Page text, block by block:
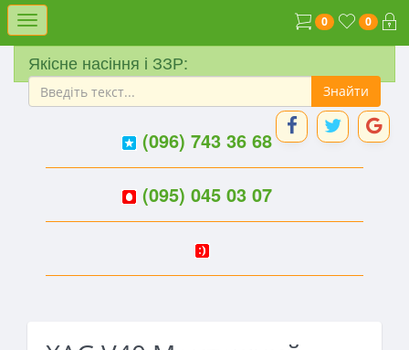
Меню 0
0
Якісне насіння і ЗЗР:
(096) 743 36 68
(095) 045 03 07